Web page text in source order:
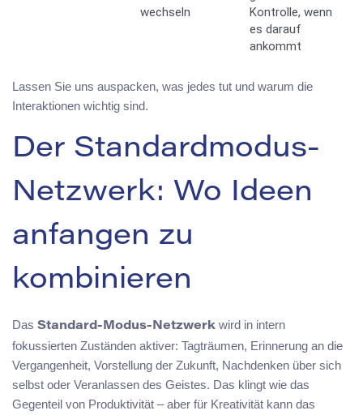
wechseln
Kontrolle, wenn
es darauf
ankommt
Lassen Sie uns auspacken, was jedes tut und warum die
Interaktionen wichtig sind.
Der Standardmodus-
Netzwerk: Wo Ideen
anfangen zu
kombinieren
Das Standard-Modus-Netzwerk wird in intern
fokussierten Zuständen aktiver: Tagträumen, Erinnerung an die
Vergangenheit, Vorstellung der Zukunft, Nachdenken über sich
selbst oder Veranlassen des Geistes. Das klingt wie das
Gegenteil von Produktivität – aber für Kreativität kann das